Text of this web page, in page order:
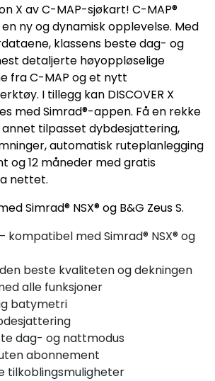
X av C-MAP-sjøkart! C-MAP®
en ny og dynamisk opplevelse. Med
klassens beste dag- og
detaljerte høyoppløselige
fra C-MAP og et nytt
I tillegg kan DISCOVER X
med Simrad®-appen. Få en rekke
tilpasset dybdesjattering,
automatisk ruteplanlegging
og 12 måneder med gratis
nettet.
Simrad® NSX® og B&G Zeus S.
– kompatibel med Simrad® NSX® og
beste kvaliteten og dekningen
alle funksjoner
batymetri
dag- og nattmodus
abonnement
tilkoblingsmuligheter